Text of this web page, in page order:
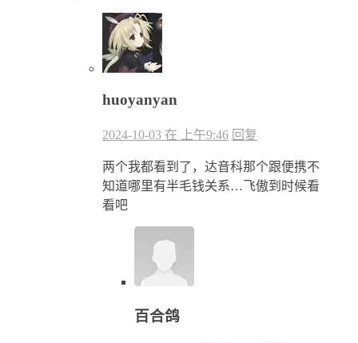
huoyanyan
2024-10-03 在 上午9:46 回复
两个我都看到了，达音科那个跟便携不
知道哪里有半毛钱关系…飞傲到时候看
看吧
百合鸽